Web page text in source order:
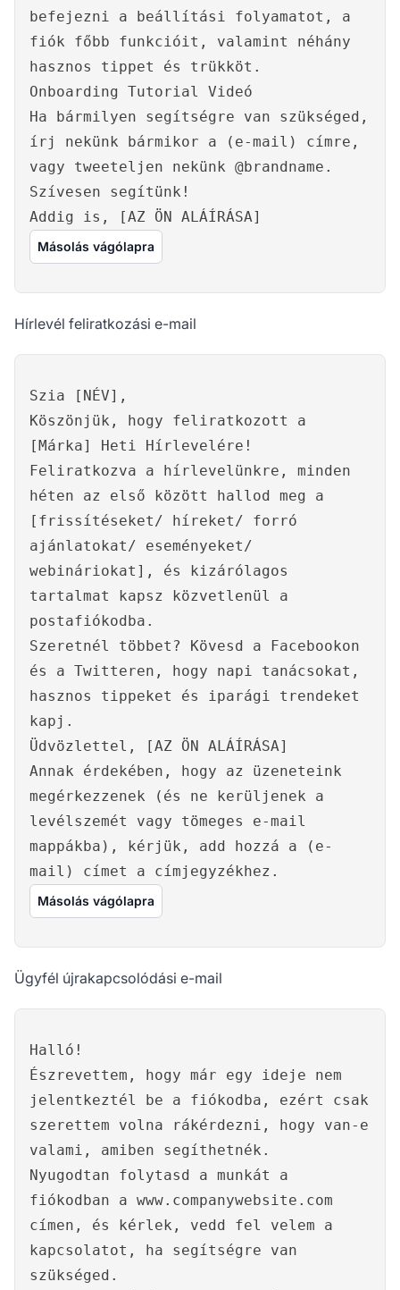
befejezni a beállítási folyamatot, a
fiók főbb funkcióit, valamint néhány
hasznos tippet és trükköt.
Onboarding Tutorial Videó
Ha bármilyen segítségre van szükséged,
írj nekünk bármikor a (e-mail) címre,
vagy tweeteljen nekünk @brandname.
Szívesen segítünk!
Addig is, [AZ ÖN ALÁÍRÁSA]
Másolás vágólapra
Hírlevél feliratkozási e-mail
Szia [NÉV],
Köszönjük, hogy feliratkozott a
[Márka] Heti Hírlevelére!
Feliratkozva a hírlevelünkre, minden
héten az első között hallod meg a
[frissítéseket/ híreket/ forró
ajánlatokat/ eseményeket/
webináriokat], és kizárólagos
tartalmat kapsz közvetlenül a
postafiókodba.
Szeretnél többet? Kövesd a Facebookon
és a Twitteren, hogy napi tanácsokat,
hasznos tippeket és iparági trendeket
kapj.
Üdvözlettel, [AZ ÖN ALÁÍRÁSA]
Annak érdekében, hogy az üzeneteink
megérkezzenek (és ne kerüljenek a
levélszemét vagy tömeges e-mail
mappákba), kérjük, add hozzá a (e-
mail) címet a címjegyzékhez.
Másolás vágólapra
Ügyfél újrakapcsolódási e-mail
Halló!
Észrevettem, hogy már egy ideje nem
jelentkeztél be a fiókodba, ezért csak
szerettem volna rákérdezni, hogy van-e
valami, amiben segíthetnék.
Nyugodtan folytasd a munkát a
fiókodban a www.companywebsite.com
címen, és kérlek, vedd fel velem a
kapcsolatot, ha segítségre van
szükséged.